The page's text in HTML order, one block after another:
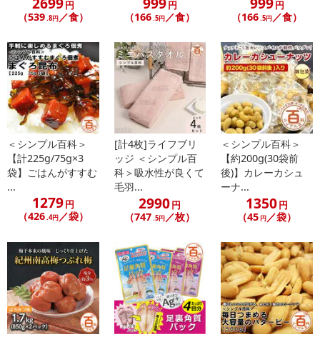
円
（539.8円／食）
円
（166.5円 ／食）
円
（166.5円 ／食）
＜シンプル百科＞
【計225g/75g×3
袋】ごはんがすすむ
...
1279円
（426.4円／袋）
[計4枚]ライフブリ
ッジ ＜シンプル百
科＞吸水性が良くて
毛羽...
2990円
（747.5円／枚）
＜シンプル百科＞
【約200g(30袋前
後)】カレーカシュ
ーナ...
1350円
（45 円／袋）